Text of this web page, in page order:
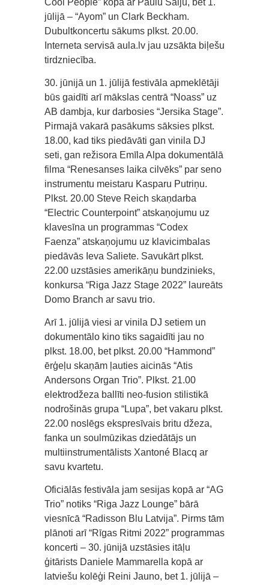
Cool People” kopā ar Paulu Saiju, bet 1.
jūlijā – “Ayom” un Clark Beckham.
Dubultkoncertu sākums plkst. 20.00.
Interneta servisā aula.lv jau uzsākta biļešu
tirdzniecība.
30. jūnijā un 1. jūlijā festivāla apmeklētāji
būs gaidīti arī mākslas centrā “Noass” uz
AB dambja, kur darbosies “Jersika Stage”.
Pirmajā vakarā pasākums sāksies plkst.
18.00, kad tiks piedāvāti gan vinila DJ
seti, gan režisora Emīla Alpa dokumentālā
filma “Renesanses laika cilvēks” par seno
instrumentu meistaru Kasparu Putriņu.
Plkst. 20.00 Steve Reich skaņdarba
“Electric Counterpoint” atskaņojumu uz
klavesīna un programmas “Codex
Faenza” atskaņojumu uz klavicimbalas
piedāvās Ieva Saliete. Savukārt plkst.
22.00 uzstāsies amerikāņu bundzinieks,
konkursa “Riga Jazz Stage 2022” laureāts
Domo Branch ar savu trio.
Arī 1. jūlijā viesi ar vinila DJ setiem un
dokumentālo kino tiks sagaidīti jau no
plkst. 18.00, bet plkst. 20.00 “Hammond”
ērģeļu skaņām ļauties aicinās “Atis
Andersons Organ Trio”. Plkst. 21.00
elektrodžeza ballīti neo-fusion stilistikā
nodrošinās grupa “Lupa”, bet vakaru plkst.
22.00 noslēgs ekspresīvais britu džeza,
fanka un soulmūzikas dziedātājs un
multiinstrumentālists Xantoné Blacq ar
savu kvartetu.
Oficiālās festivāla jam sesijas kopā ar “AG
Trio” notiks “Riga Jazz Lounge” bārā
viesnīcā “Radisson Blu Latvija”. Pirms tām
plānoti arī “Rīgas Ritmi 2022” programmas
koncerti – 30. jūnijā uzstāsies itāļu
ģitārists Daniele Mammarella kopā ar
latviešu kolēģi Reini Jauno, bet 1. jūlijā –